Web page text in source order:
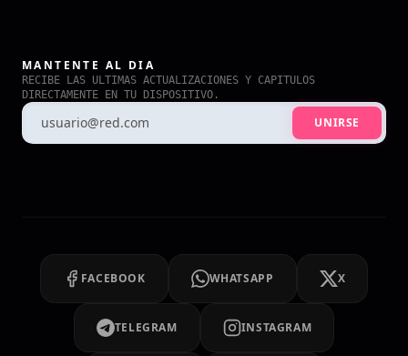
MANTENTE AL DIA
RECIBE LAS ULTIMAS ACTUALIZACIONES Y CAPITULOS
DIRECTAMENTE EN TU DISPOSITIVO.
UNIRSE
FACEBOOK WHATSAPP X
TELEGRAM INSTAGRAM